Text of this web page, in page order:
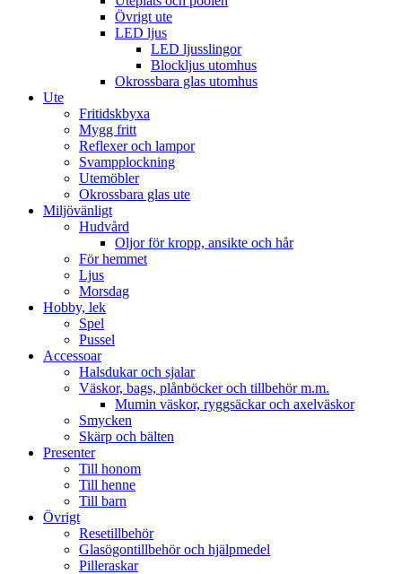
Övrigt ute
LED ljus
LED ljusslingor
Blockljus utomhus
Okrossbara glas utomhus
Ute
Fritidskbyxa
Mygg fritt
Reflexer och lampor
Svampplockning
Utemöbler
Okrossbara glas ute
Miljövänligt
Hudvård
Oljor för kropp, ansikte och hår
För hemmet
Ljus
Morsdag
Hobby, lek
Spel
Pussel
Accessoar
Halsdukar och sjalar
Väskor, bags, plånböcker och tillbehör m.m.
Mumin väskor, ryggsäckar och axelväskor
Smycken
Skärp och bälten
Presenter
Till honom
Till henne
Till barn
Övrigt
Resetillbehör
Glasögontillbehör och hjälpmedel
Pilleraskar